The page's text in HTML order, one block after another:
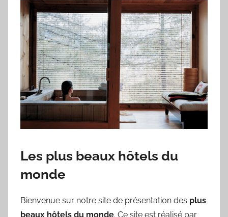
Les plus beaux hôtels du
monde
Bienvenue sur notre site de présentation des plus
beaux hôtels du monde. Ce site est réalisé par